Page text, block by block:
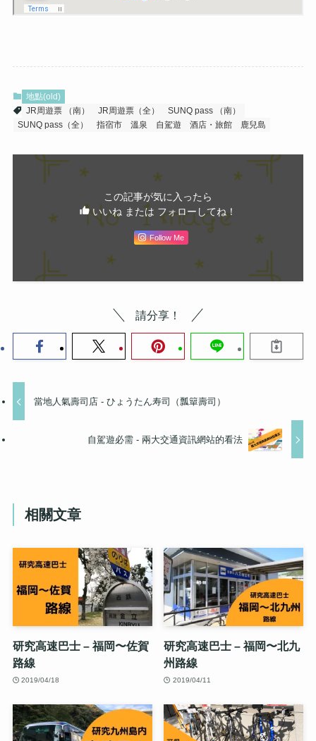
地點(old)
JR周遊票 （南）
JR周遊票（全）
SUNQ pass （南）
SUNQ pass（全）
指宿市 溫泉 自駕遊 酒店・旅館 鹿兒島
この記事が気に入ったら
いいね または フォローしてね！
Follow Me
請分享！
當地人氣壽司店 - ひょうたん寿司（瓢簞壽司）
自駕遊必需 - 兩大交通資訊網站的看法
相關文章
研究高速巴士 – 福岡〜佐賀
路線
2019/04/18
研究高速巴士 – 福岡〜北九
州路線
2019/04/11